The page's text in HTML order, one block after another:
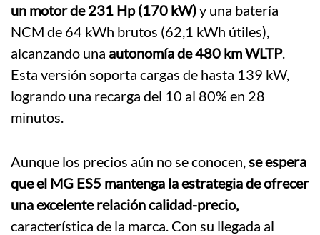
un motor de 231 Hp (170 kW)y una batería
NCM de 64 kWh brutos (62,1 kWh útiles),
alcanzando una autonomía de 480 km WLTP.
Esta versión soporta cargas de hasta 139 kW,
logrando una recarga del 10 al 80% en 28
minutos.
Aunque los precios aún no se conocen, se espera
que el MG ES5 mantenga la estrategia de ofrecer
una excelente relación calidad-precio,
característica de la marca. Con su llegada al